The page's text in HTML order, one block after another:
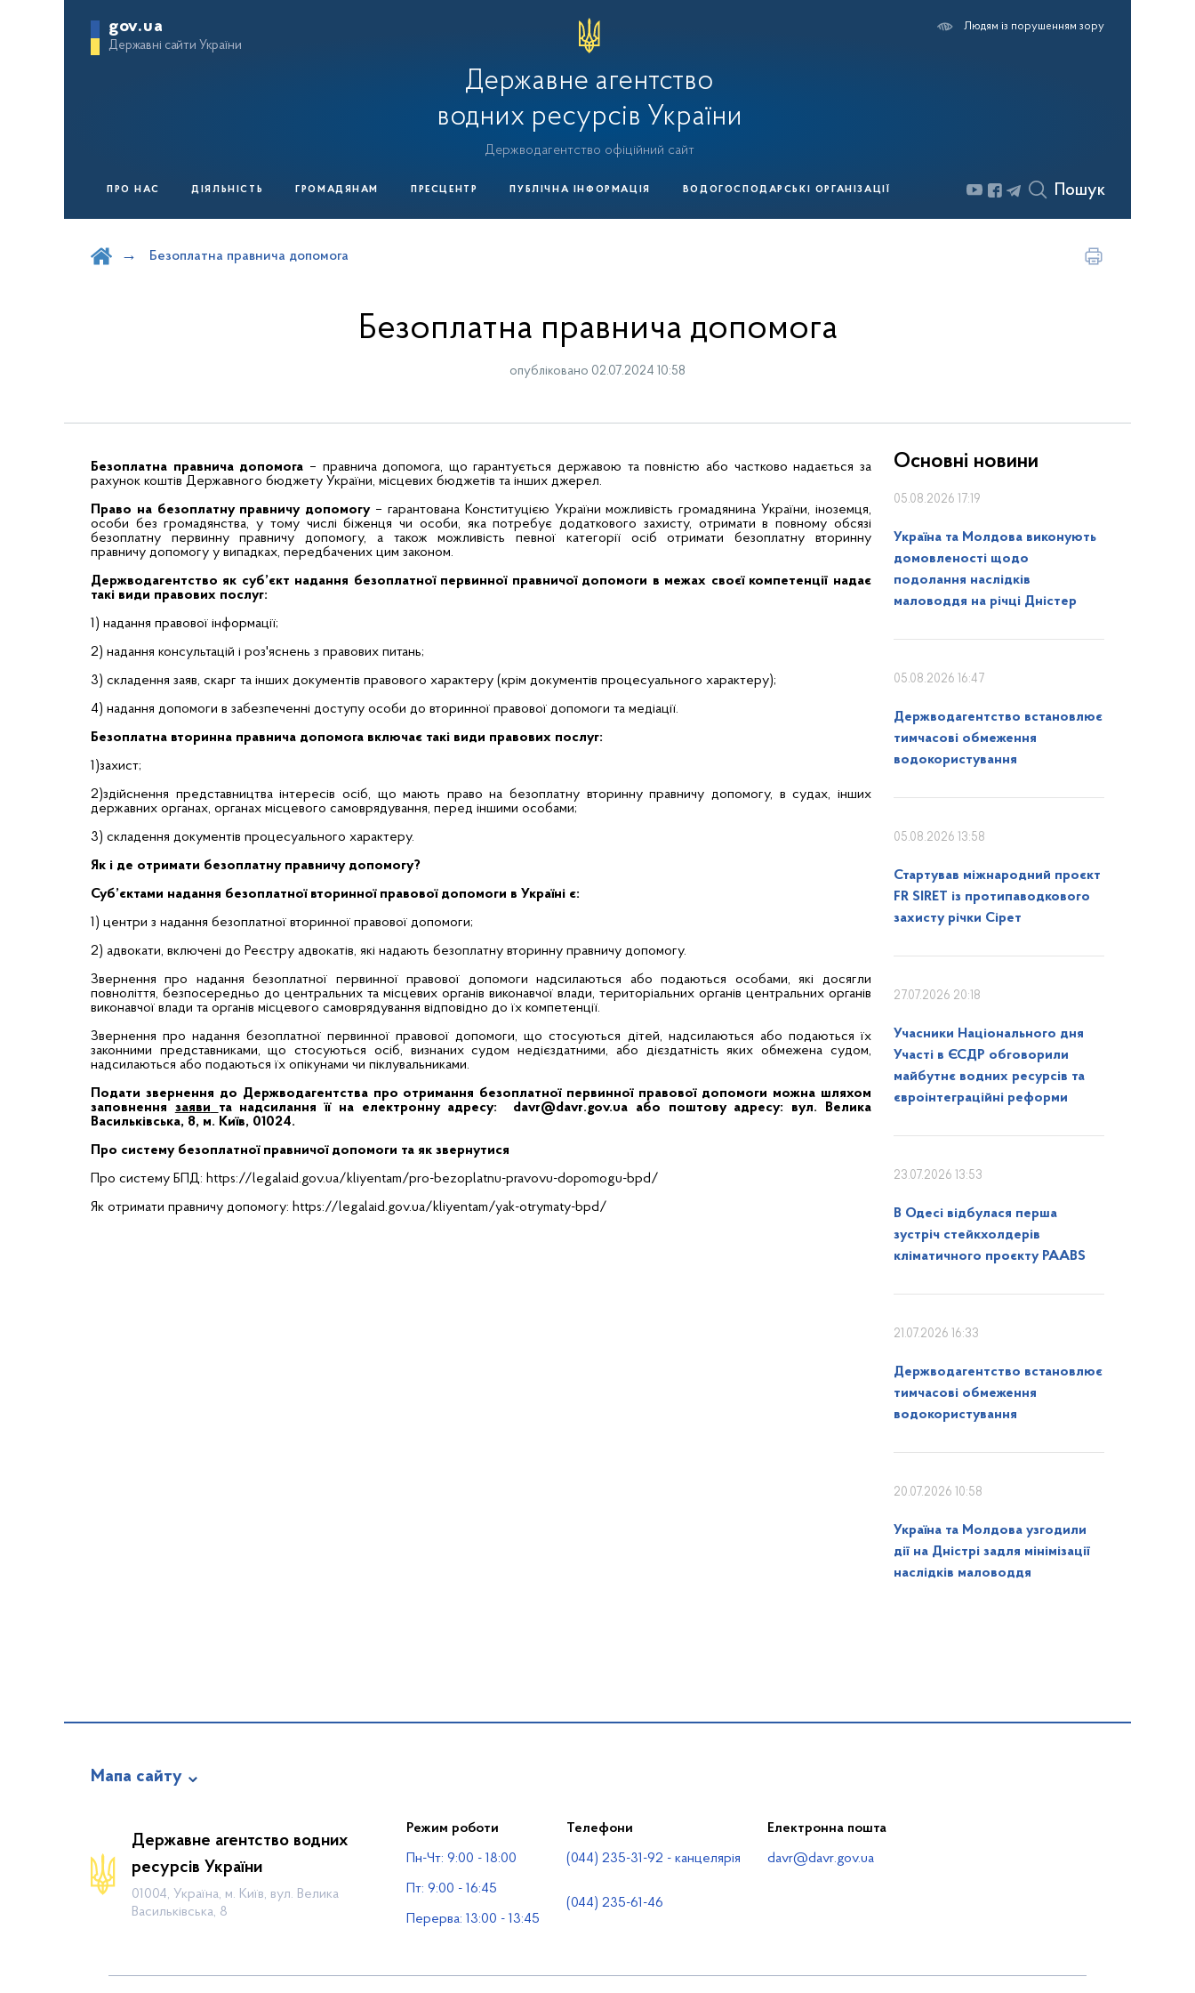
gov.ua
Державні сайти України
Державне агентство
водних ресурсів України
Держводагентство офіційний сайт
Людям із порушенням зору
ПРО НАС ДІЯЛЬНІСТЬ ГРОМАДЯНАМ ПРЕСЦЕНТР ПУБЛІЧНА ІНФОРМАЦІЯ ВОДОГОСПОДАРСЬКІ ОРГАНІЗАЦІЇ Пошук
Безоплатна правнича допомога
Безоплатна правнича допомога
опубліковано 02.07.2024 10:58
Безоплатна правнича допомога – правнича допомога, що гарантується державою та повністю або частково надається за
рахунок коштів Державного бюджету України, місцевих бюджетів та інших джерел.
Право на безоплатну правничу допомогу– гарантована Конституцією України можливість громадянина України, іноземця,
особи без громадянства, у тому числі біженця чи особи, яка потребує додаткового захисту, отримати в повному обсязі
безоплатну первинну правничу допомогу, а також можливість певної категорії осіб отримати безоплатну вторинну
правничу допомогу у випадках, передбачених цим законом.
Держводагентство як суб’єкт надання безоплатної первинної правничої допомоги в межах своєї компетенції надає
такі види правових послуг:
1) надання правової інформації;
2) надання консультацій і роз'яснень з правових питань;
3) складення заяв, скарг та інших документів правового характеру (крім документів процесуального характеру);
4) надання допомоги в забезпеченні доступу особи до вторинної правової допомоги та медіації.
Безоплатна вторинна правнича допомога включає такі види правових послуг:
1)захист;
2)здійснення представництва інтересів осіб, що мають право на безоплатну вторинну правничу допомогу, в судах, інших
державних органах, органах місцевого самоврядування, перед іншими особами;
3) складення документів процесуального характеру.
Як і де отримати безоплатну правничу допомогу?
Суб’єктами надання безоплатної вторинної правової допомоги в Україні є:
1) центри з надання безоплатної вторинної правової допомоги;
2) адвокати, включені до Реєстру адвокатів, які надають безоплатну вторинну правничу допомогу.
Звернення про надання безоплатної первинної правової допомоги надсилаються або подаються особами, які досягли
повноліття, безпосередньо до центральних та місцевих органів виконавчої влади, територіальних органів центральних органів
виконавчої влади та органів місцевого самоврядування відповідно до їх компетенції.
Звернення про надання безоплатної первинної правової допомоги, що стосуються дітей, надсилаються або подаються їх
законними представниками, що стосуються осіб, визнаних судом недієздатними, або дієздатність яких обмежена судом,
надсилаються або подаються їх опікунами чи піклувальниками.
Подати звернення до Держводагентства про отримання безоплатної первинної правової допомоги можна шляхом
заповнення заяви
та надсилання її на електронну адресу: davr@davr.gov.ua або поштову адресу: вул. Велика
Васильківська, 8, м. Київ, 01024.
Про систему безоплатної правничої допомоги та як звернутися
Про систему БПД: https://legalaid.gov.ua/kliyentam/pro-bezoplatnu-pravovu-dopomogu-bpd/
Як отримати правничу допомогу: https://legalaid.gov.ua/kliyentam/yak-otrymaty-bpd/
Основні новини
05.08.2026 17:19
Україна та Молдова виконують
домовленості щодо
подолання наслідків
маловоддя на річці Дністер
05.08.2026 16:47
Держводагентство встановлює
тимчасові обмеження
водокористування
05.08.2026 13:58
Стартував міжнародний проєкт
FR SIRET із протипаводкового
захисту річки Сірет
27.07.2026 20:18
Учасники Національного дня
Участі в ЄСДР обговорили
майбутнє водних ресурсів та
євроінтеграційні реформи
23.07.2026 13:53
В Одесі відбулася перша
зустріч стейкхолдерів
кліматичного проєкту PAABS
21.07.2026 16:33
Держводагентство встановлює
тимчасові обмеження
водокористування
20.07.2026 10:58
Україна та Молдова узгодили
дії на Дністрі задля мінімізації
наслідків маловоддя
Мапа сайту
Діяльність
Громадянам
Прес-центр
Водогосподарські організації
Державне агентство водних
ресурсів України
01004, Україна, м. Київ, вул. Велика
Васильківська, 8
Режим роботи
Пн-Чт: 9:00 - 18:00
Пт: 9:00 - 16:45
Перерва: 13:00 - 13:45
Телефони
(044) 235-31-92 - канцелярія
(044) 235-61-46
Електронна пошта
davr@davr.gov.ua